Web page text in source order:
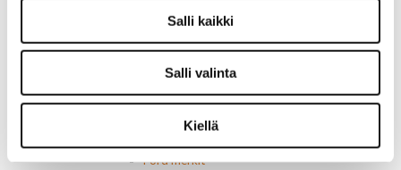
Salli kaikki
Salli valinta
Kiellä
Käytetyt alkuperäismerkit
AMC merkit
Buick merkit
Chevrolet merkit
Chrysler merkit
Ford merkit